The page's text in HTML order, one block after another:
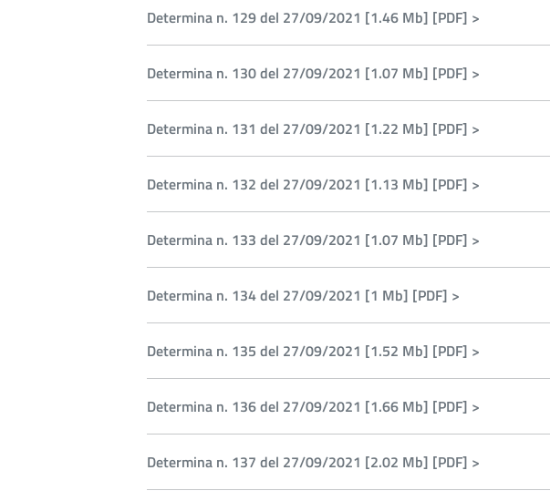
Determina n. 129 del 27/09/2021 [1.46 Mb] [PDF] >
Determina n. 130 del 27/09/2021 [1.07 Mb] [PDF] >
Determina n. 131 del 27/09/2021 [1.22 Mb] [PDF] >
Determina n. 132 del 27/09/2021 [1.13 Mb] [PDF] >
Determina n. 133 del 27/09/2021 [1.07 Mb] [PDF] >
Determina n. 134 del 27/09/2021 [1 Mb] [PDF] >
Determina n. 135 del 27/09/2021 [1.52 Mb] [PDF] >
Determina n. 136 del 27/09/2021 [1.66 Mb] [PDF] >
Determina n. 137 del 27/09/2021 [2.02 Mb] [PDF] >